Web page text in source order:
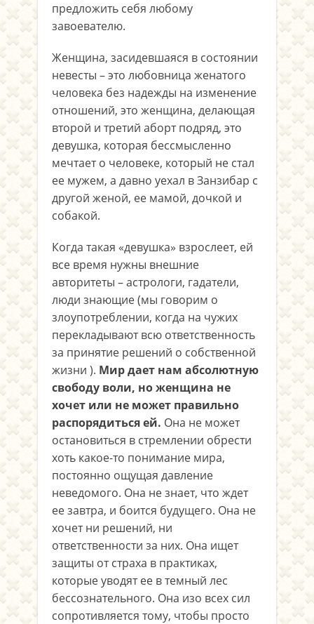
предложить себя любому
завоевателю.
Женщина, засидевшаяся в состоянии
невесты – это любовница женатого
человека без надежды на изменение
отношений, это женщина, делающая
второй и третий аборт подряд, это
девушка, которая бессмысленно
мечтает о человеке, который не стал
ее мужем, а давно уехал в Занзибар с
другой женой, ее мамой, дочкой и
собакой.
Когда такая «девушка» взрослеет, ей
все время нужны внешние
авторитеты – астрологи, гадатели,
люди знающие (мы говорим о
злоупотреблении, когда на чужих
перекладывают всю ответственность
за принятие решений о собственной
жизни ). Мир дает нам абсолютную
свободу воли, но женщина не
хочет или не может правильно
распорядиться ей. Она не может
остановиться в стремлении обрести
хоть какое-то понимание мира,
постоянно ощущая давление
неведомого. Она не знает, что ждет
ее завтра, и боится будущего. Она не
хочет ни решений, ни
ответственности за них. Она ищет
защиты от страха в практиках,
которые уводят ее в темный лес
бессознательного. Она изо всех сил
сопротивляется тому, чтобы просто